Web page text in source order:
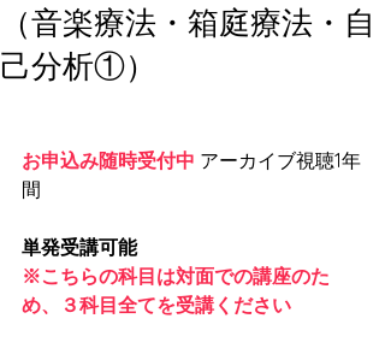
（音楽療法・箱庭療法・自
己分析①）
お申込み随時受付中 アーカイブ視聴1年
間
単発受講可能
※こちらの科目は対面での講座のた
め、３科目全てを受講ください